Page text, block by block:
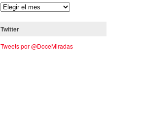
Twitter
Tweets por @DoceMiradas